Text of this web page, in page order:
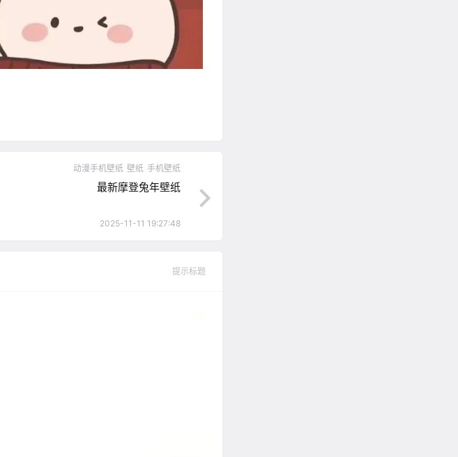
动漫手机壁纸 壁纸 手机壁纸
最新摩登兔年壁纸
2025-11-11 19:27:48
提示标题